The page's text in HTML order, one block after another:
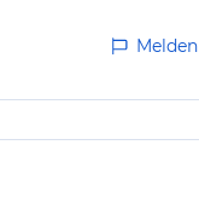
Melden